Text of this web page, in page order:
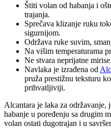
Štiti volan od habanja i
trajanja.
Sprečava klizanje ruku
sigurnijom.
Održava ruke suvim,
Na višim temperaturama
Ne stvara neprijatne mirise.
Navlaka je izrađena od
pruža prestižnu teksturu
prihvatljiviji.
Alcantara je laka za održavanje,
habanje u poređenju sa drugim
volan ostati dugotrajan i u